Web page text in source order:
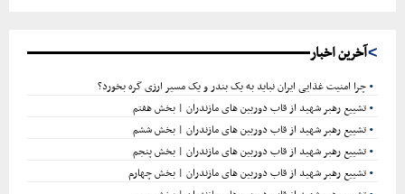
س
ت
و
آخرین اخبار
چرا امنیت غذایی ایران نباید به یک بندر و یک مسیر ارزی گره بخورد؟
تشییع رهبر شهید از قاب دوربین های مازندران | بخش هفتم
تشییع رهبر شهید از قاب دوربین های مازندران | بخش ششم
تشییع رهبر شهید از قاب دوربین های مازندران | بخش پنجم
تشییع رهبر شهید از قاب دوربین های مازندران | بخش چهارم